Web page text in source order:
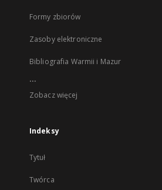
Formy zbiorów
Zasoby elektroniczne
Bibliografia Warmii i Mazur
...
Zobacz więcej
Indeksy
Tytuł
Twórca